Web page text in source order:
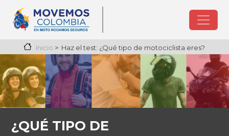
Pasar al contenido principal
Inicio Haz el test: ¿Qué tipo de motociclista eres?
Imagen
¿QUÉ TIPO DE